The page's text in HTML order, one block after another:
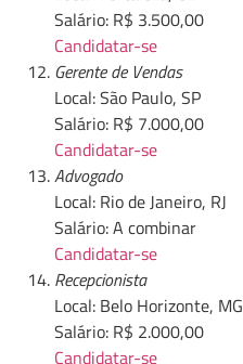
Salário: R$ 3.500,00
Candidatar-se
Gerente de Vendas
Local: São Paulo, SP
Salário: R$ 7.000,00
Candidatar-se
Advogado
Local: Rio de Janeiro, RJ
Salário: A combinar
Candidatar-se
Recepcionista
Local: Belo Horizonte, MG
Salário: R$ 2.000,00
Candidatar-se